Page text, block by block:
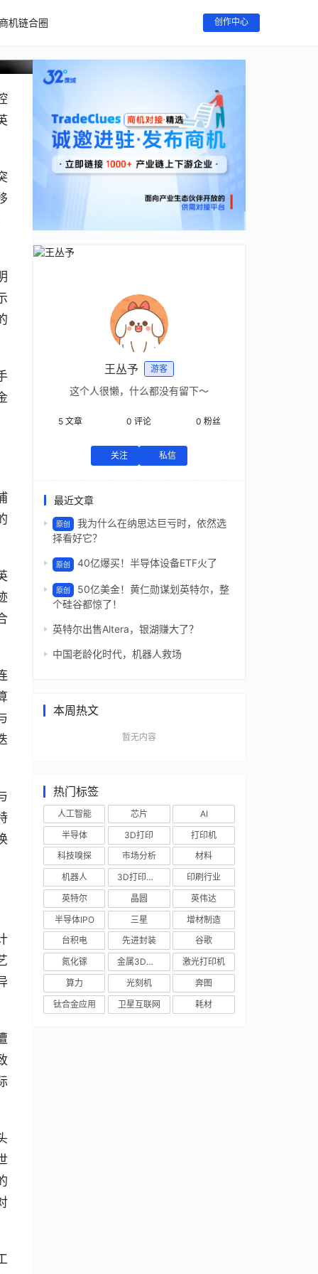
机链合圈 创作中心
王丛予 游客
这个人很懒，什么都没有留下～
5 文章 0 评论 0 粉丝
关注 私信
最近文章
原创
我为什么在纳思达巨亏时，依然选
择看好它？
原创 40亿爆买！半导体设备ETF火了
原创
50亿美金！黄仁勋谋划英特尔，整
个硅谷都惊了！
英特尔出售Altera，银湖赚大了？
中国老龄化时代，机器人救场
本周热文
暂无内容
热门标签
人工智能 芯片
AI
半导体
3D打印
打印机
科技嗅探
市场分析
材料
机器人
3D打印技术
印刷行业
英特尔
晶圆
英伟达
半导体IPO
三星
增材制造
台积电
先进封装
谷歌
氮化镓
金属3D打印
激光打印机
算力
光刻机
奔图
钛合金应用
卫星互联网 耗材